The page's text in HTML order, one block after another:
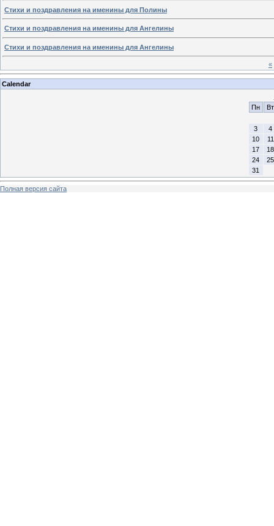
Стихи и поздравления на именины для Полины
Стихи и поздравления на именины для Ангелины
Стихи и поздравления на именины для Ангелины
«
Calendar
Пн
Вт
3
4
10
11
17
18
24
25
31
Полная версия сайта